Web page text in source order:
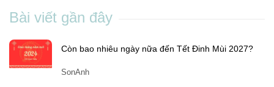
Bài viết gần đây
Còn bao nhiêu ngày nữa đến Tết Đinh Mùi 2027?
SonAnh